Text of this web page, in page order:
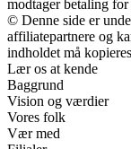
modtager betaling
© Denne side er
affiliatepartnere og
indholdet må
Lær os at kende
Baggrund
Vision og værdier
Vores folk
Vær med